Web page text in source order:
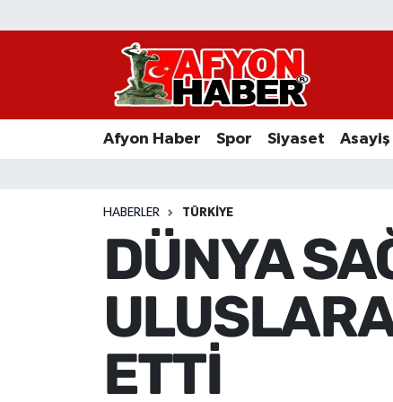
Afyon Haber Spor Siyaset Asayiş
HABERLER TÜRKIYE
DÜNYA
ETTİ
Afyon Haber
Asayiş Yaşam
Sivil Toplum